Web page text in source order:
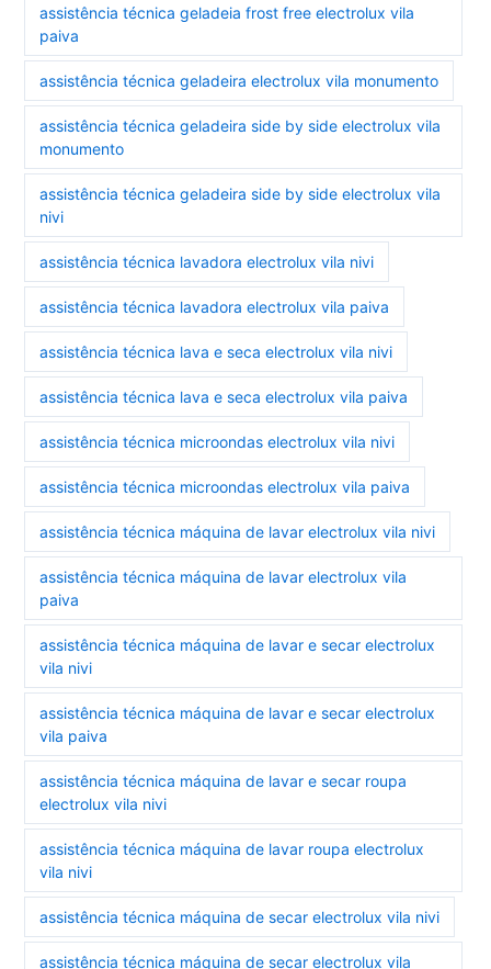
assistência técnica geladeia frost free electrolux vila
paiva
assistência técnica geladeira electrolux vila monumento
assistência técnica geladeira side by side electrolux vila
monumento
assistência técnica geladeira side by side electrolux vila
nivi
assistência técnica lavadora electrolux vila nivi
assistência técnica lavadora electrolux vila paiva
assistência técnica lava e seca electrolux vila nivi
assistência técnica lava e seca electrolux vila paiva
assistência técnica microondas electrolux vila nivi
assistência técnica microondas electrolux vila paiva
assistência técnica máquina de lavar electrolux vila nivi
assistência técnica máquina de lavar electrolux vila
paiva
assistência técnica máquina de lavar e secar electrolux
vila nivi
assistência técnica máquina de lavar e secar electrolux
vila paiva
assistência técnica máquina de lavar e secar roupa
electrolux vila nivi
assistência técnica máquina de lavar roupa electrolux
vila nivi
assistência técnica máquina de secar electrolux vila nivi
assistência técnica máquina de secar electrolux vila